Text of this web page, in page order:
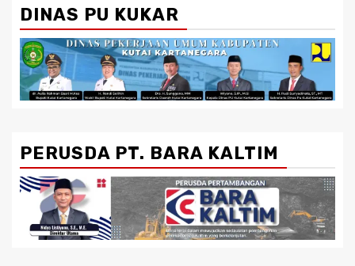
DINAS PU KUKAR
PERUSDA PT. BARA KALTIM